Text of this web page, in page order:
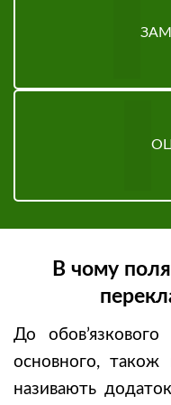
В чому
До
основного, також
називають